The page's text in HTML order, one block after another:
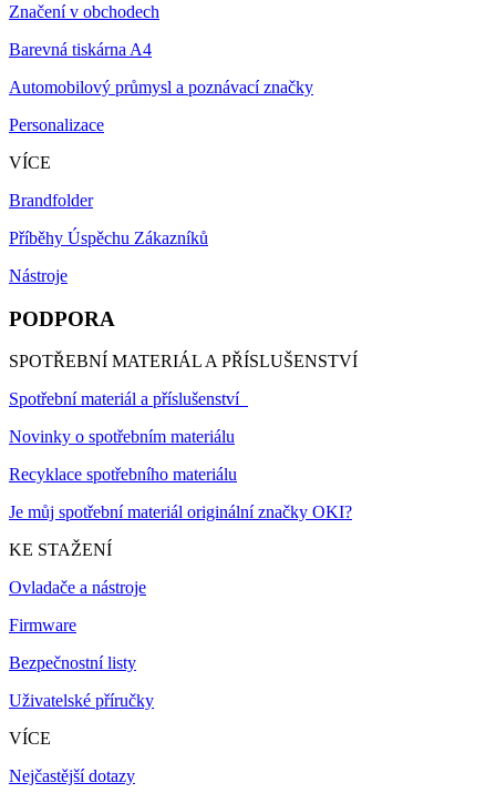
Značení v obchodech
Barevná tiskárna A4
Automobilový průmysl a poznávací značky
Personalizace
VÍCE
Brandfolder
Příběhy Úspěchu Zákazníků
Nástroje
PODPORA
SPOTŘEBNÍ MATERIÁL A PŘÍSLUŠENSTVÍ
Spotřební materiál a příslušenství
Novinky o spotřebním materiálu
Recyklace spotřebního materiálu
Je můj spotřební materiál originální značky OKI?
KE STAŽENÍ
Ovladače a nástroje
Firmware
Bezpečnostní listy
Uživatelské příručky
VÍCE
Nejčastější dotazy